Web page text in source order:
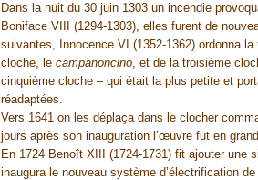
Dans la nuit du 30 juin 1303 un incendie
Boniface VIII (1294-1303), elles furent de
suivantes, Innocence VI (1352-1362) ordonna
cloche, le campanoncino, et de la troisième
cinquième cloche – qui était la plus petite et
réadaptées.
Vers 1641 on les déplaça dans le clocher
jours après son inauguration l’œuvre fut en
En 1724 Benoît XIII (1724-1731) fit ajouter une
inaugura le nouveau système d’électrification